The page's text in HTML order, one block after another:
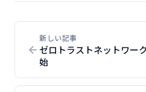
新しい記事
ゼロトラストネットワー
始